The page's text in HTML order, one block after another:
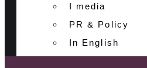
I media
PR & Policy
In English